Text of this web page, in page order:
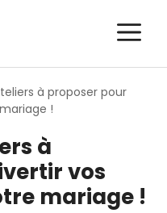
à proposer pour
!
à
vos
mariage !